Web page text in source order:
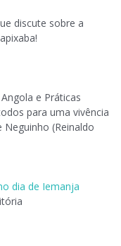
discute sobre a
e Práticas
para uma vivência
(Reinaldo
dia de Iemanja